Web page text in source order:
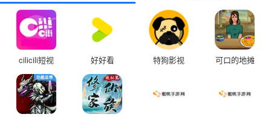
cilicili短视
频
好好看
特狗影视
可口的地摊